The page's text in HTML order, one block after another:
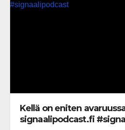
Kellä on eniten
signaalipodcast.fi